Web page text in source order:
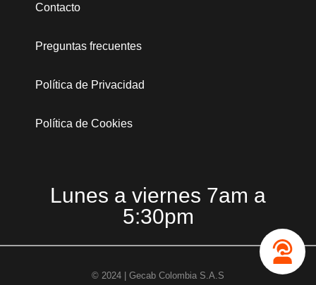
Contacto
Preguntas frecuentes
Política de Privacidad
Política de Cookies
Lunes a viernes 7am a
5:30pm
© 2024 | Gecab Colombia S.A.S